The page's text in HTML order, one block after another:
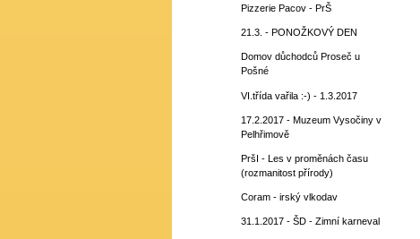
Pizzerie Pacov - PrŠ
21.3. - PONOŽKOVÝ DEN
Domov důchodců Proseč u
Pošné
VI.třída vařila :-) - 1.3.2017
17.2.2017 - Muzeum Vysočiny v
Pelhřimově
PršI - Les v proměnách času
(rozmanitost přírody)
Coram - irský vlkodav
31.1.2017 - ŠD - Zimní karneval